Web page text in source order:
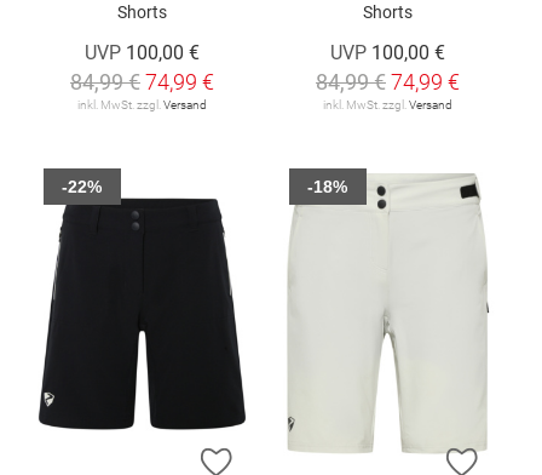
Shorts
UVP 100,00 €
84,99 €74,99 €
inkl. MwSt. zzgl. Versand
Shorts
UVP 100,00 €
84,99 €74,99 €
inkl. MwSt. zzgl. Versand
ZUR WUNSCHLISTE HINZUFÜGEN
-22%
ZUR
-18%